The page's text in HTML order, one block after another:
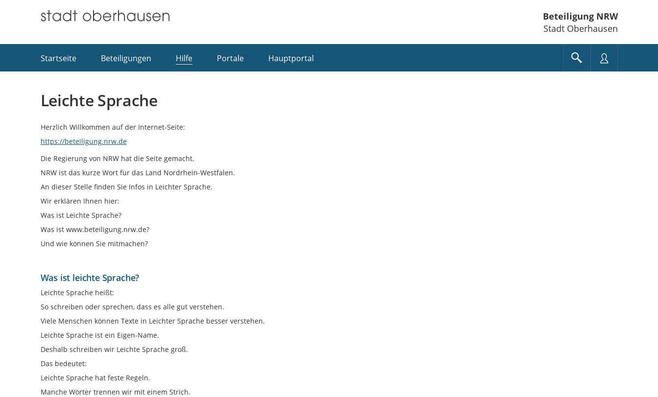
Beteiligung NRW
Stadt Oberhausen
Startseite Beteiligungen Hilfe Portale Hauptportal
Leichte Sprache
Herzlich Willkommen auf der Internet-Seite:
https://beteiligung.nrw.de
Die Regierung von NRW hat die Seite gemacht.
NRW ist das kurze Wort für das Land Nordrhein-Westfalen.
An dieser Stelle finden Sie Infos in Leichter Sprache.
Wir erklären Ihnen hier:
Was ist Leichte Sprache?
Was ist www.beteiligung.nrw.de?
Und wie können Sie mitmachen?
Was ist leichte Sprache?
Leichte Sprache heißt:
So schreiben oder sprechen, dass es alle gut verstehen.
Viele Menschen können Texte in Leichter Sprache besser verstehen.
Leichte Sprache ist ein Eigen-Name.
Deshalb schreiben wir Leichte Sprache groß.
Das bedeutet:
Leichte Sprache hat feste Regeln.
Manche Wörter trennen wir mit einem Strich.